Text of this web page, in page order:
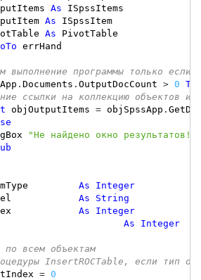
As
ISpssItems
As
ISpssItem
As
PivotTable
errHand
выполнение программы только если
. Documents . OutputDocCount > 0
ссылки на коллекцию объектов
objOutputItems = objSpssApp .
"Не найдено окно результатов!"
As Integer
As
String
As
Integer
As Integer
по всем объектам
InsertROCTable, если тип
= 0